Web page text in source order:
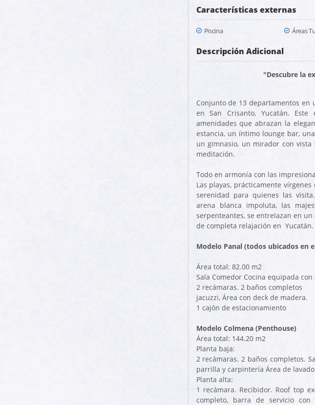
Características externas
Piscina Áreas
Descripción Adicional
"Descubre la
Conjunto de 13 departamentos
en San Crisanto, Yucatán.
amenidades que abrazan la
estancia, un íntimo lounge bar,
un gimnasio, un mirador con
meditación.
Todo en armonía con las
Las playas, prácticamente
serenidad para quienes las
arena blanca impoluta, las
serpenteantes, se entrelazan en
de completa relajación en Yucatán.
Modelo Panal (todos ubicados en
Área total: 82.00 m2
Sala Comedor Cocina equipada
2 recámaras. 2 baños completos
jacuzzi, Área con deck de madera.
1 cajón de estacionamiento
Modelo Colmena (Penthouse)
Área total: 144.20 m2
Planta baja:
2 recámaras. 2 baños completos.
parrilla y carpintería Área de lavado
Planta alta:
1 recámara. Recibidor. Roof top
completo, barra de servicio